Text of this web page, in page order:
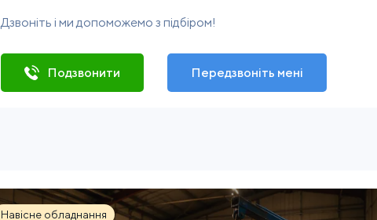
Дзвоніть і ми допоможемо з підбіром!
Подзвонити Передзвоніть мені
Навісне обладнання